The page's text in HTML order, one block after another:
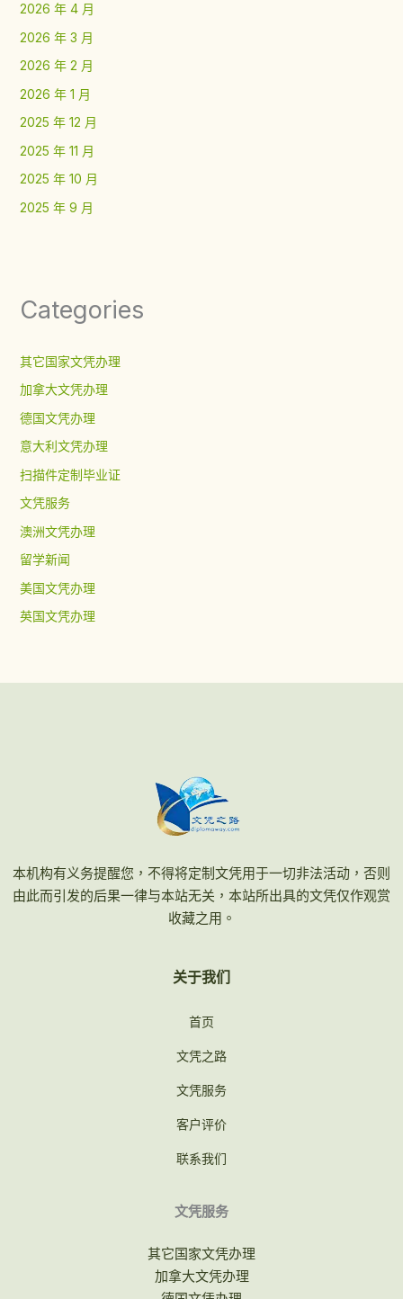
2026 年 4 月
2026 年 3 月
2026 年 2 月
2026 年 1 月
2025 年 12 月
2025 年 11 月
2025 年 10 月
2025 年 9 月
Categories
其它国家文凭办理
加拿大文凭办理
德国文凭办理
意大利文凭办理
扫描件定制毕业证
文凭服务
澳洲文凭办理
留学新闻
美国文凭办理
英国文凭办理
本机构有义务提醒您，不得将定制文凭用于一切非法活动，否则
由此而引发的后果一律与本站无关，本站所出具的文凭仅作观赏
收藏之用。
关于我们
首页
文凭之路
文凭服务
客户评价
联系我们
文凭服务
其它国家文凭办理
加拿大文凭办理